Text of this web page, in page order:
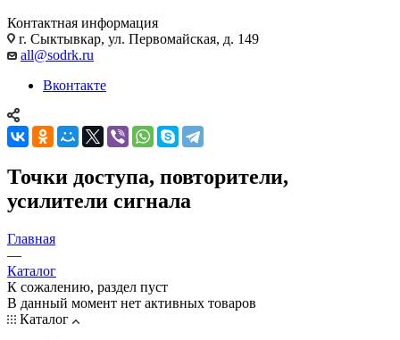
Контактная информация
г. Сыктывкар, ул. Первомайская, д. 149
all@sodrk.ru
Вконтакте
Точки доступа, повторители,
усилители сигнала
Главная
—
Каталог
К сожалению, раздел пуст
В данный момент нет активных товаров
Каталог